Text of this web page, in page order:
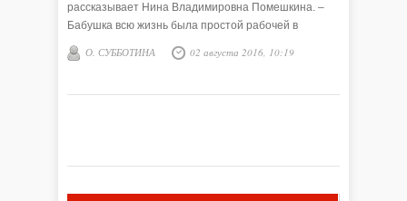
рассказывает Нина Владимировна Помешкина. –
Бабушка всю жизнь была простой рабочей в
колхозе. Днём тяжёлая работа, а вечер и ночь – для
рукоделия, любимого увлечения.
О. СУББОТИНА 02 августа 2016, 10:19